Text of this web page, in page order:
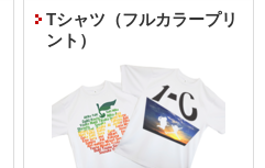
詳細はコチラ
Tシャツ（フルカラープリ
ント）